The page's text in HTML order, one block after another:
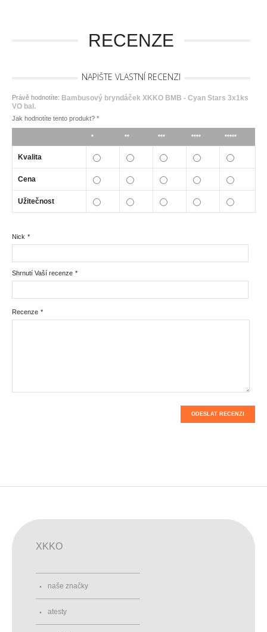
RECENZE
NAPIŠTE VLASTNÍ RECENZI
Právě hodnotíte: Bambusový bryndáček XKKO BMB - Cyan Stars 3x1ks
VO bal.
Jak hodnotíte tento produkt? *
* ** *** **** *****
Kvalita
Cena
Užitečnost
*
Nick
*
Shrnutí Vaší recenze
*
Recenze
ODESLAT RECENZI
XKKO
naše značky
atesty